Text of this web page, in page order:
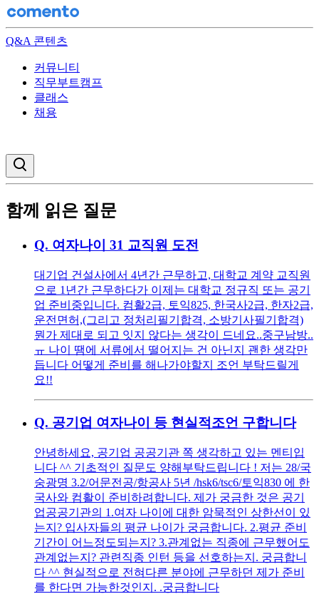
Q&A 콘텐츠
커뮤니티
직무부트캠프
클래스
채용
함께 읽은 질문
Q. 여자나이 31 교직원 도전
대기업 건설사에서 4년간 근무하고, 대학교 계약 교직원
으로 1년간 근무하다가 이제는 대학교 정규직 또는 공기
업 준비중입니다. 컴활2급, 토익825, 한국사2급, 한자2급,
운전면허,(그리고 정처리필기합격, 소방기사필기합격)
뭔가 제대로 되고 잇지 않다는 생각이 드네요..중구남방..
ㅠ 나이 땜에 서류에서 떨어지는 건 아닌지 괜한 생각만
듭니다 어떻게 준비를 해나가야할지 조언 부탁드릴게
요!!
Q. 공기업 여자나이 등 현실적조언 구합니다
안녕하세요, 공기업 공공기관 쪽 생각하고 있는 멘티입
니다 ^^ 기초적인 질문도 양해부탁드립니다 ! 저는 28/국
숭광명 3.2/어문전공/항공사 5년 /hsk6/tsc6/토익830 에 한
국사와 컴활이 준비하려합니다. 제가 궁금한 것은 공기
업공공기관의 1.여자 나이에 대한 암묵적인 상한선이 있
는지? 입사자들의 평균 나이가 궁금합니다. 2.평균 준비
기간이 어느정도되는지? 3.관계없는 직종에 근무했어도
관계없는지? 관련직종 인턴 등을 선호하는지. 궁금합니
다 ^^ 현실적으로 전혀다른 분야에 근무하던 제가 준비
를 한다면 가능한것인지. .궁금합니다